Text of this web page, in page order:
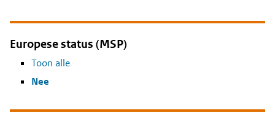
Europese status (MSP)
Toon alle
Nee